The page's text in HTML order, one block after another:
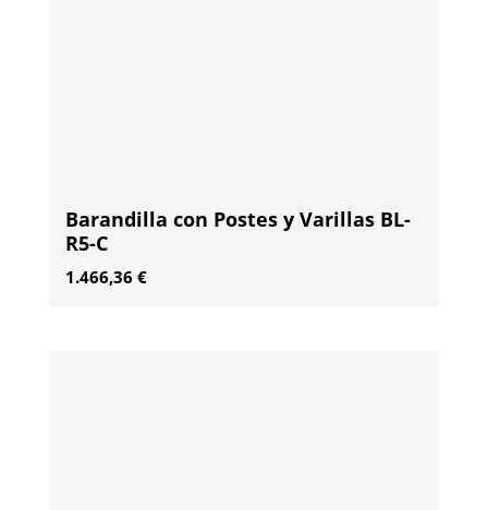
Barandilla con Postes y Varillas BL-
R5-C
1.466,36 €